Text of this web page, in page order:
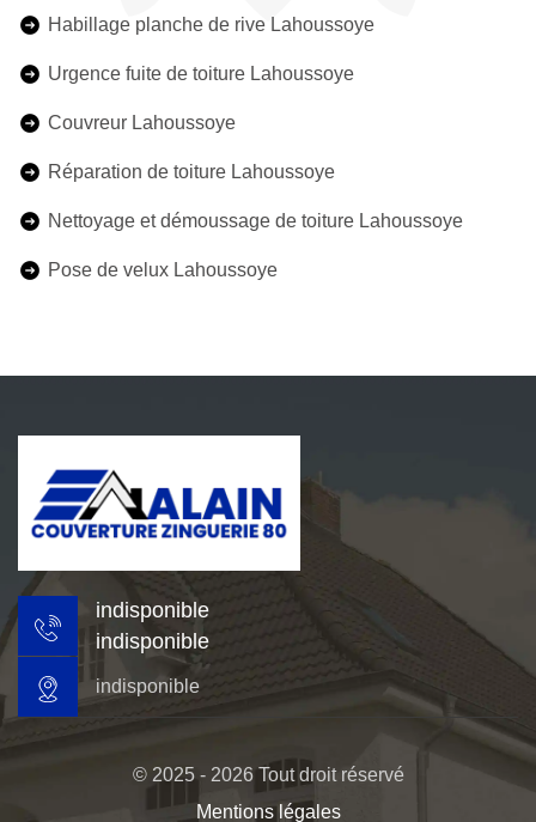
Habillage planche de rive Lahoussoye
Urgence fuite de toiture Lahoussoye
Couvreur Lahoussoye
Réparation de toiture Lahoussoye
Nettoyage et démoussage de toiture Lahoussoye
Pose de velux Lahoussoye
indisponible
indisponible
indisponible
© 2025 - 2026 Tout droit réservé
Mentions légales